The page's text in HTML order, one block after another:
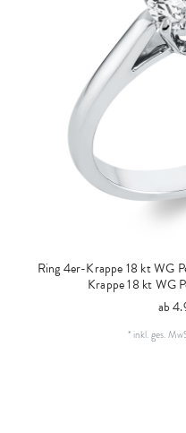
Ring 4er-Krappe 18 kt WG
Krappe 18 kt WG
ab
* inkl. ges.